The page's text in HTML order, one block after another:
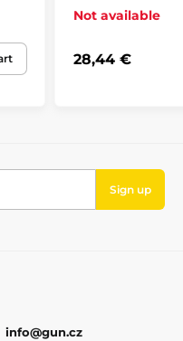
Not available
28,44 €
Sign up
info@gun.cz